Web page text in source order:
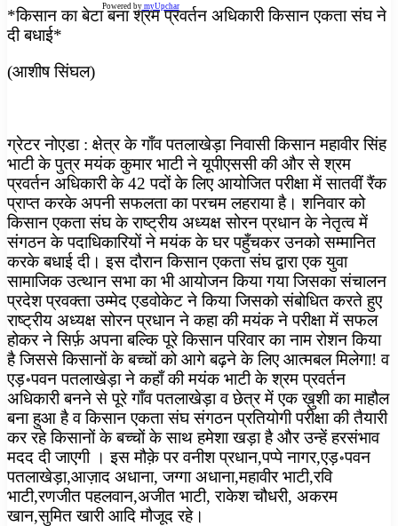
Powered bymyUpchar
*किसान का बेटा बना श्रम प्रवर्तन अधिकारी किसान एकता संघ ने
दी बधाई*
(आशीष सिंघल)
ग्रेटर नोएडा : क्षेत्र के गाँव पतलाखेड़ा निवासी किसान महावीर सिंह
भाटी के पुत्र मयंक कुमार भाटी ने यूपीएससी की और से श्रम
प्रवर्तन अधिकारी के 42 पदों के लिए आयोजित परीक्षा में सातवीं रैंक
प्राप्त करके अपनी सफलता का परचम लहराया है। शनिवार को
किसान एकता संघ के राष्ट्रीय अध्यक्ष सोरन प्रधान के नेतृत्व में
संगठन के पदाधिकारियों ने मयंक के घर पहुँचकर उनको सम्मानित
करके बधाई दी। इस दौरान किसान एकता संघ द्वारा एक युवा
सामाजिक उत्थान सभा का भी आयोजन किया गया जिसका संचालन
प्रदेश प्रवक्ता उम्मेद एडवोकेट ने किया जिसको संबोधित करते हुए
राष्ट्रीय अध्यक्ष सोरन प्रधान ने कहा की मयंक ने परीक्षा में सफल
होकर ने सिर्फ़ अपना बल्कि पूरे किसान परिवार का नाम रोशन किया
है जिससे किसानों के बच्चों को आगे बढ़ने के लिए आत्मबल मिलेगा! व
एड़॰पवन पतलाखेड़ा ने कहाँ की मयंक भाटी के श्रम प्रवर्तन
अधिकारी बनने से पूरे गाँव पतलाखेड़ा व छेत्र में एक ख़ुशी का माहौल
बना हुआ है व किसान एकता संघ संगठन प्रतियोगी परीक्षा की तैयारी
कर रहे किसानों के बच्चों के साथ हमेशा खड़ा है और उन्हें हरसंभाव
मदद दी जाएगी । इस मौक़े पर वनीश प्रधान,पप्पे नागर,एड़॰पवन
पतलाखेड़ा,आज़ाद अधाना, जग्गा अधाना,महावीर भाटी,रवि
भाटी,रणजीत पहलवान,अजीत भाटी, राकेश चौधरी, अकरम
खान,सुमित खारी आदि मौजूद रहे।